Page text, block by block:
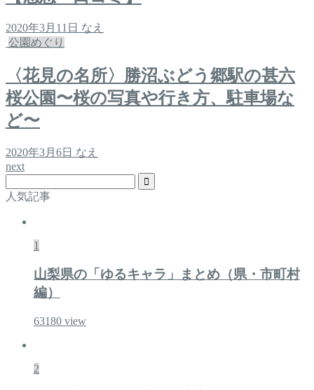
2020年3月11日 なえ
公園めぐり
〈花見の名所〉勝沼ぶどう郷駅の甚六
桜公園〜桜の写真や行き方、駐車場な
ど〜
2020年3月6日 なえ
next
人気記事
1
山梨県の「ゆるキャラ」まとめ（県・市町村
編）
63180 view
2